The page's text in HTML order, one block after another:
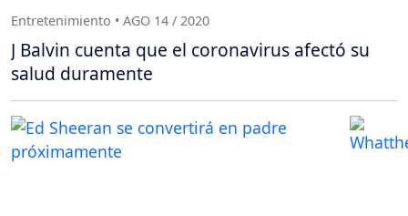
Entretenimiento • AGO 14 / 2020
J Balvin cuenta que el coronavirus afectó su
salud duramente